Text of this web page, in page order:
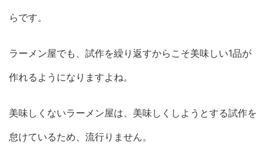
らです。
ラーメン屋でも、試作を繰り返すからこそ美味しい1品が
作れるようになりますよね。
美味しくないラーメン屋は、美味しくしようとする試作を
怠けているため、流行りません。